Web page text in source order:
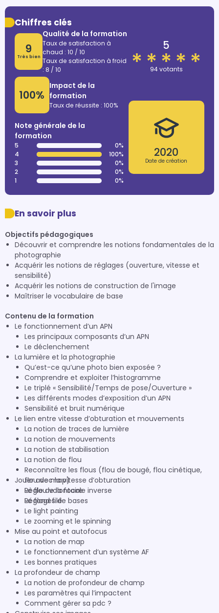
Chiffres clés
9
Très bien
Qualité de la formation
Taux de satisfaction à
chaud : 10 / 10
Taux de satisfaction à froid
: 8 / 10
100%
Impact de la
formation
Taux de réussite : 100%
Note générale de la
formation
5
0%
4
100%
3
0%
2
0%
1
0%
5
94 votants
2020
Date de création
En savoir plus
Objectifs pédagogiques
Découvrir et comprendre les notions fondamentales de la
photographie
Acquérir les notions de réglages (ouverture, vitesse et
sensibilité)
Acquérir les notions de construction de l'image
Maîtriser le vocabulaire de base
Contenu de la formation
Le fonctionnement d’un APN
Les principaux composants d’un APN
Le déclenchement
La lumière et la photographie
Qu’est-ce qu’une photo bien exposée ?
Comprendre et exploiter l’histogramme
Le triplé « Sensibilité/Temps de pose/Ouverture »
Les différents modes d’exposition d’un APN
Sensibilité et bruit numérique
Le lien entre vitesse d’obturation et mouvements
La notion de traces de lumière
La notion de mouvements
La notion de stabilisation
La notion de flou
Reconnaître les flous (flou de bougé, flou cinétique,
flou de map)
Règle de la focale inverse
Réglages de bases
Jouer avec la vitesse d’obturation
Le flou volontaire
Le fond filé
Le light painting
Le zooming et le spinning
Mise au point et autofocus
La notion de map
Le fonctionnement d’un système AF
Les bonnes pratiques
La profondeur de champ
La notion de profondeur de champ
Les paramètres qui l’impactent
Comment gérer sa pdc ?